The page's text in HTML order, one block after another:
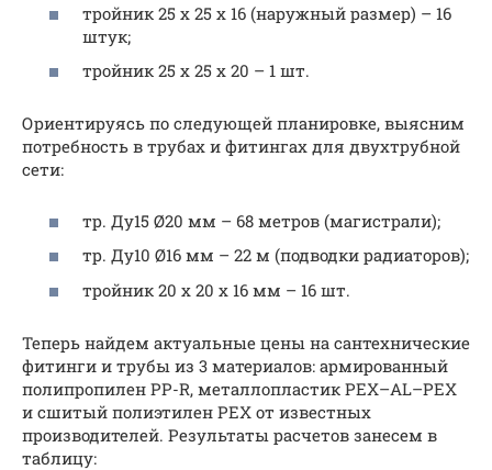
тройник 25 х 25 х 16 (наружный размер) – 16
штук;
тройник 25 х 25 х 20 – 1 шт.
Ориентируясь по следующей планировке, выясним
потребность в трубах и фитингах для двухтрубной
сети:
тр. Ду15 Ø20 мм – 68 метров (магистрали);
тр. Ду10 Ø16 мм – 22 м (подводки радиаторов);
тройник 20 х 20 х 16 мм – 16 шт.
Теперь найдем актуальные цены на сантехнические
фитинги и трубы из 3 материалов: армированный
полипропилен PP-R, металлопластик PEX–AL–PEX
и сшитый полиэтилен PEX от известных
производителей. Результаты расчетов занесем в
таблицу: